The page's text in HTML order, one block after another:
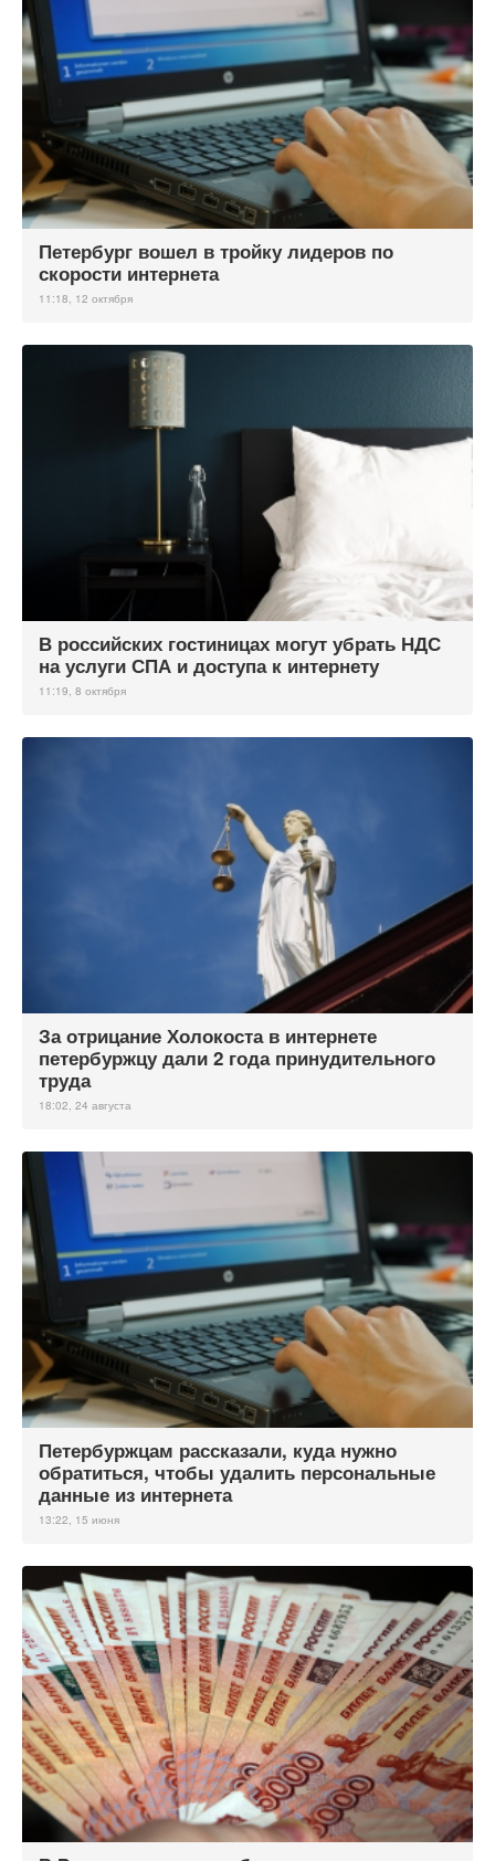
Петербург вошел в тройку лидеров по
скорости интернета
11:18, 12 октября
В российских гостиницах могут убрать НДС
на услуги СПА и доступа к интернету
11:19, 8 октября
За отрицание Холокоста в интернете
петербуржцу дали 2 года принудительного
труда
18:02, 24 августа
Петербуржцам рассказали, куда нужно
обратиться, чтобы удалить персональные
данные из интернета
13:22, 15 июня